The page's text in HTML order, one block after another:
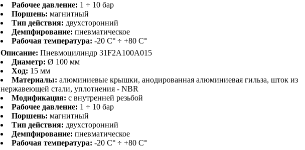
Рабочее давление: 1 ÷ 10 бар
Поршень: магнитный
Тип действия: двухсторонний
Демпфирование: пневматическое
Рабочая температура: -20 С° ÷ +80 С°
Описание: Пневмоцилиндр 31F2A100A015
Диаметр: Ø 100 мм
Ход: 15 мм
Материалы: алюминиевые крышки, анодированная алюминиевая гильза, шток из
нержавеющей стали, уплотнения - NBR
Модификация: с внутренней резьбой
Рабочее давление: 1 ÷ 10 бар
Поршень: магнитный
Тип действия: двухсторонний
Демпфирование: пневматическое
Рабочая температура: -20 С° ÷ +80 С°